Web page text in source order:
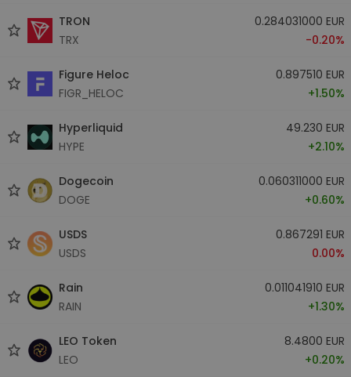
TRON
TRX
0.284031000 EUR
-0.20%
Figure Heloc
FIGR_HELOC
0.897510 EUR
+1.50%
Hyperliquid
HYPE
49.230 EUR
+2.10%
Dogecoin
DOGE
0.060311000 EUR
+0.60%
USDS
USDS
0.867291 EUR
0.00%
Rain
RAIN
0.011041910 EUR
+1.30%
LEO Token
LEO
8.4800 EUR
+0.20%